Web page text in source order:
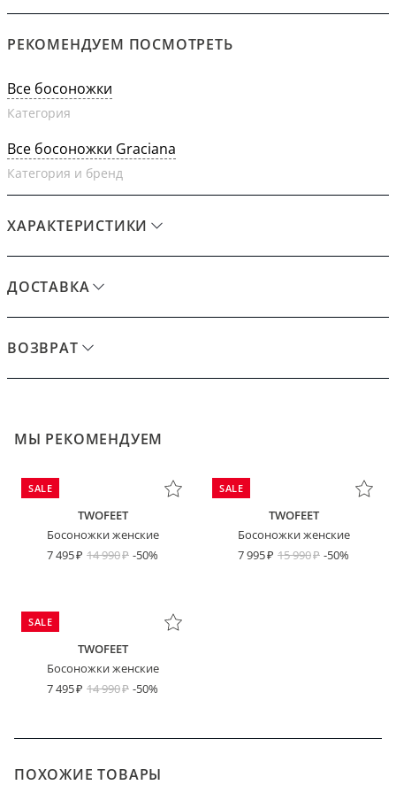
РЕКОМЕНДУЕМ ПОСМОТРЕТЬ
Все босоножки
Категория
Все босоножки Graciana
Категория и бренд
ХАРАКТЕРИСТИКИ
ДОСТАВКА
ВОЗВРАТ
МЫ РЕКОМЕНДУЕМ
SALE
TWOFEET
Босоножки женские
7 495
14 990 -50%
SALE
TWOFEET
Босоножки женские
7 995
15 990 -50%
SALE
TWOFEET
Босоножки женские
7 495
14 990 -50%
ПОХОЖИЕ ТОВАРЫ